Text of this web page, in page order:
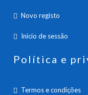
Novo registo
Inicio de sessão
Política e
Termos e condições